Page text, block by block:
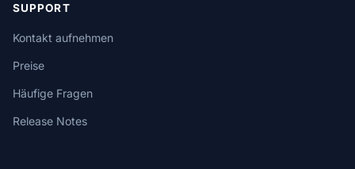
SUPPORT
Kontakt aufnehmen
Preise
Häufige Fragen
Release Notes